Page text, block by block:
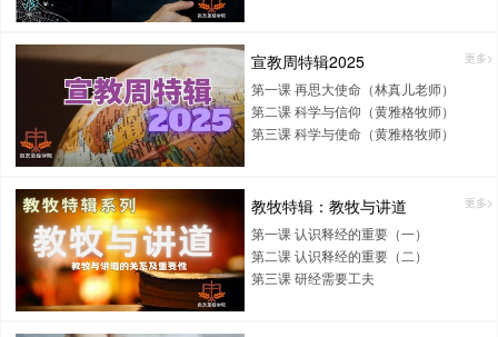
宣教周特辑2025 更多>
第一课 再思大使命（林真儿老师）
第二课 科学与信仰（黄雅格牧师）
第三课 科学与使命（黄雅格牧师）
教牧特辑：教牧与讲道 更多>
第一课 认识释经的重要（一）
第二课 认识释经的重要（二）
第三课 研经需要工夫